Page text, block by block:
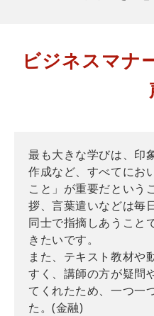
ビジネスマナ
最も大きな学びは、印
作成など、すべてにお
こと」が重要だという
拶、言葉遣いなどは毎
同士で指摘しあうこと
きたいです。
また、テキスト教材や
すく、講師の方が疑問
てくれたため、一つ一
た。(金融)